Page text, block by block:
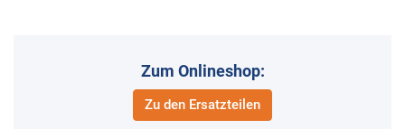
Zum Onlineshop:
Zu den Ersatzteilen